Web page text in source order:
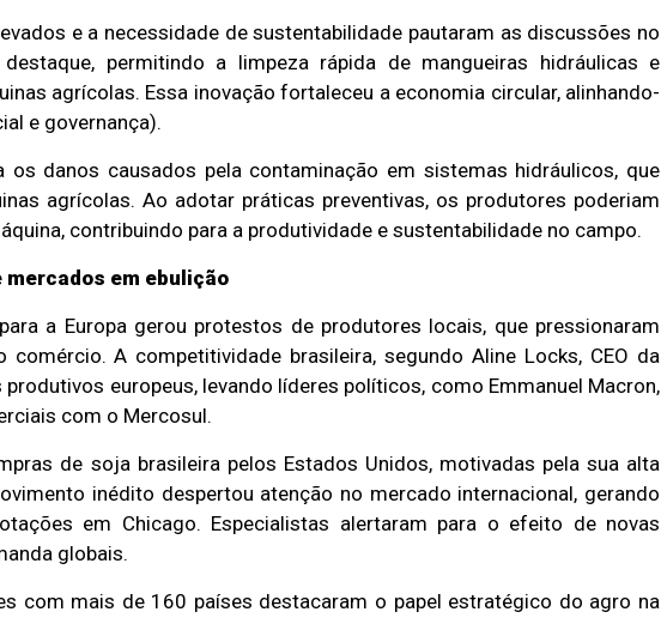
e a necessidade de sustentabilidade pautaram as discussões no
permitindo a limpeza rápida de mangueiras hidráulicas e
agrícolas. Essa inovação fortaleceu a economia circular, alinhando-
e governança).
danos causados pela contaminação em sistemas hidráulicos, que
agrícolas. Ao adotar práticas preventivas, os produtores poderiam
contribuindo para a produtividade e sustentabilidade no campo.
em ebulição
a Europa gerou protestos de produtores locais, que pressionaram
A competitividade brasileira, segundo Aline Locks, CEO da
europeus, levando líderes políticos, como Emmanuel Macron,
com o Mercosul.
de soja brasileira pelos Estados Unidos, motivadas pela sua alta
inédito despertou atenção no mercado internacional, gerando
em Chicago. Especialistas alertaram para o efeito de novas
globais.
com mais de 160 países destacaram o papel estratégico do agro na